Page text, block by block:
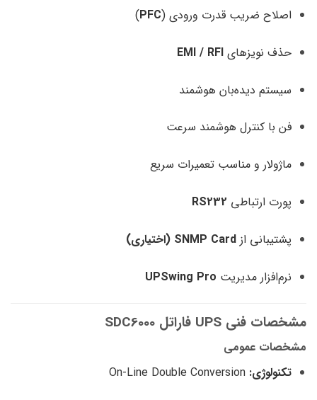
اصلاح ضریب قدرت ورودی (PFC
)
حذف نویزهای EMI / RFI
سیستم دیده‌بان هوشمند
فن با کنترل هوشمند سرعت
ماژولار و مناسب تعمیرات سریع
پورت ارتباطی RS232
پشتیبانی از SNMP Card (اختیاری)
نرم‌افزار مدیریت UPSwing Pro
مشخصات فنی UPS فاراتل SDC6000
مشخصات عمومی
تکنولوژی: